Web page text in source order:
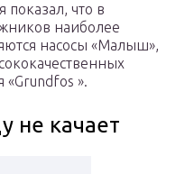
что в
наиболее
насосы «Малыш»,
«Grundfos ».
не качает